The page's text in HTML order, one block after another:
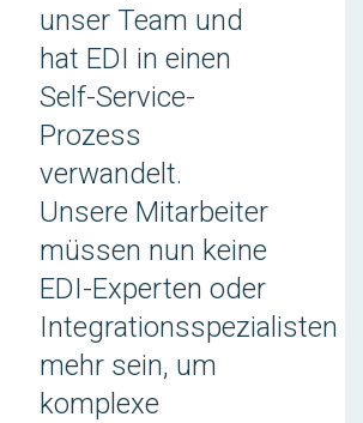
unser Team und
hat EDI in einen
Self-Service-
Prozess
verwandelt.
Unsere Mitarbeiter
müssen nun keine
EDI-Experten oder
Integrationsspezialisten
mehr sein, um
komplexe